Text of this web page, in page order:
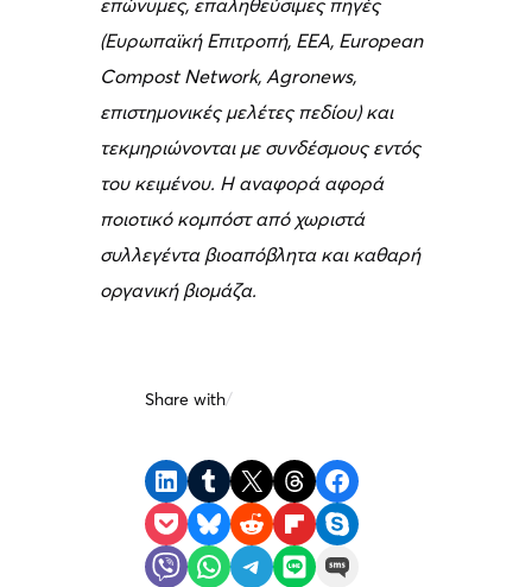
επώνυμες, επαληθεύσιμες πηγές
(Ευρωπαϊκή Επιτροπή, EEA, European
Compost Network, Agronews,
επιστημονικές μελέτες πεδίου) και
τεκμηριώνονται με συνδέσμους εντός
του κειμένου. Η αναφορά αφορά
ποιοτικό κομπόστ από χωριστά
συλλεγέντα βιοαπόβλητα και καθαρή
οργανική βιομάζα.
Share with/
Share on LinkedIn Share on Tumblr Share on X Share on Threads
Share on Facebook
Share on Pocket
Share on Bluesky Share on Reddit Share on Flipboard
Share on Skype
Share on Viber
Share on WhatsApp Share on Telegram Share on LINE
Share on SMS